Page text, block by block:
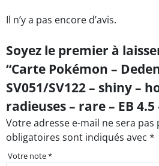
Il n’y a pas encore d’avis.
Soyez le premier à
“Carte Pokémon –
SV051/SV122 – shiny –
radieuses – rare – EB 4.5
Votre adresse e-mail ne sera pas
obligatoires sont indiqués avec *
Votre note*